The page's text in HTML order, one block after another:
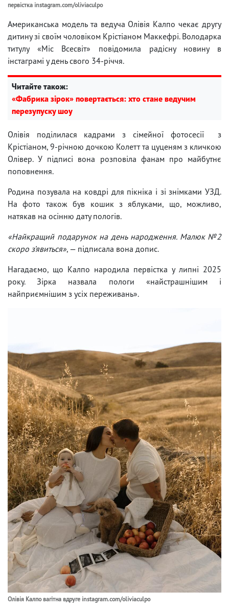
первістка instagram.com/oliviaculpo
Американська модель та ведуча Олівія Калпо чекає другу
дитину зі своїм чоловіком Крістіаном Маккефрі. Володарка
титулу «Міс Всесвіт» повідомила радісну новину в
інстаграмі у день свого 34-річчя.
Читайте також:
«Фабрика зірок» повертається: хто стане ведучим
перезупуску шоу
Олівія поділилася кадрами з сімейної фотосесії з
Крістіаном, 9-річною дочкою Колетт та цуценям з кличкою
Олівер. У підписі вона розповіла фанам про майбутнє
поповнення.
Родина позувала на ковдрі для пікніка і зі знімками УЗД.
На фото також був кошик з яблуками, що, можливо,
натякав на осінню дату пологів.
«Найкращий подарунок на день народження. Малюк №2
скоро з’явиться», — підписала вона допис.
Нагадаємо, що Калпо народила первістка у липні 2025
року. Зірка назвала пологи «найстрашнішим і
найприємнішим з усіх переживань».
Олівія Калпо вагітна вдруге instagram.com/oliviaculpo